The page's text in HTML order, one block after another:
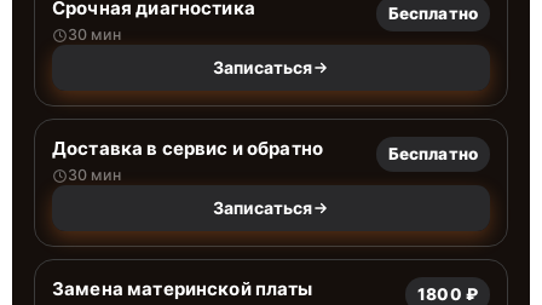
Срочная диагностика
30 мин
Бесплатно
Записаться
Доставка в сервис и обратно
30 мин
Бесплатно
Записаться
Замена материнской платы 1800 ₽